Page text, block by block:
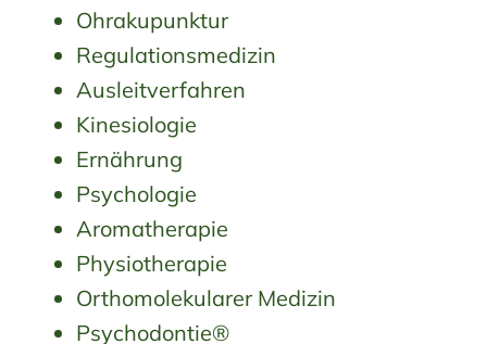
Ohrakupunktur
Regulationsmedizin
Ausleitverfahren
Kinesiologie
Ernährung
Psychologie
Aromatherapie
Physiotherapie
Orthomolekularer Medizin
Psychodontie®